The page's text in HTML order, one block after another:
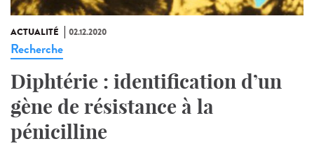
ACTUALITÉ 02.12.2020
Recherche
Diphtérie : identification d’un
gène de résistance à la
pénicilline